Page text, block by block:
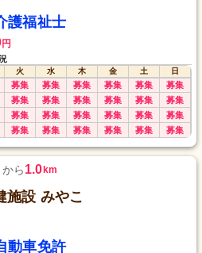
護福祉士
円
火 水 木 金 土
日
募集 募集 募集 募集 募集 募集
募集 募集 募集 募集 募集 募集
募集 募集 募集 募集 募集 募集
募集 募集 募集 募集 募集 募集
ら1.0km
施設 みやこ
動車免許